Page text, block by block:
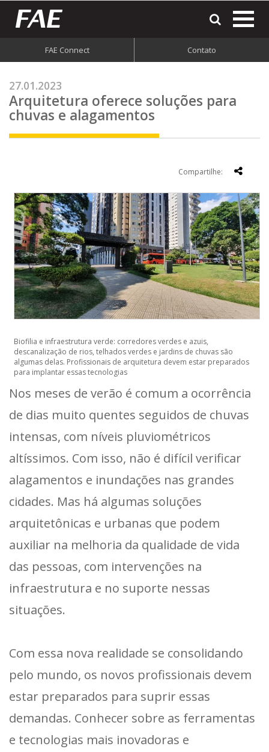
FAE Connect Contato
27.01.2023
Arquitetura oferece soluções para
chuvas e alagamentos
Compartilhe:
Biofilia e infraestrutura verde: corredores verdes e azuis,
descanalização de rios, telhados verdes e jardins de chuvas são
algumas delas. Profissionais de arquitetura devem estar preparados
para implantar essas tecnologias
Nos meses de verão é comum a ocorrência
de dias muito quentes seguidos de chuvas
intensas, com níveis pluviométricos
altíssimos. Com isso, não é difícil verificar
alagamentos e inundações nas grandes
cidades. Mas há algumas soluções
arquitetônicas e urbanas que podem
auxiliar na melhoria da qualidade de vida
das pessoas, com intervenções na
infraestrutura e no suporte nessas
situações.
Com essa nova realidade se consolidando
pelo mundo, os novos profissionais devem
estar preparados para suprir essas
demandas. Conhecer sobre as ferramentas
e tecnologias mais inovadoras e